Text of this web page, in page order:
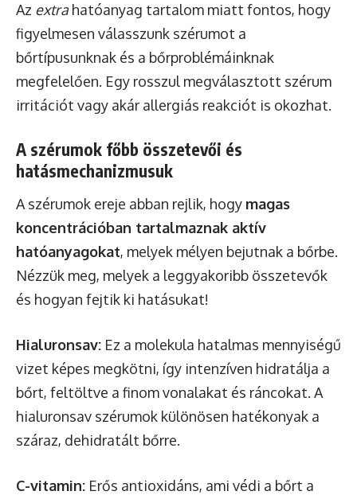
Az extrahatóanyag tartalom miatt fontos, hogy
figyelmesen válasszunk szérumot a
bőrtípusunknak és a bőrproblémáinknak
megfelelően. Egy rosszul megválasztott szérum
irritációt vagy akár allergiás reakciót is okozhat.
A szérumok főbb összetevői és
hatásmechanizmusuk
A szérumok ereje abban rejlik, hogy magas
koncentrációban tartalmaznak aktív
hatóanyagokat, melyek mélyen bejutnak a bőrbe.
Nézzük meg, melyek a leggyakoribb összetevők
és hogyan fejtik ki hatásukat!
Hialuronsav: Ez a molekula hatalmas mennyiségű
vizet képes megkötni, így intenzíven hidratálja a
bőrt, feltöltve a finom vonalakat és ráncokat. A
hialuronsav szérumok különösen hatékonyak a
száraz, dehidratált bőrre.
C-vitamin: Erős antioxidáns, ami védi a bőrt a